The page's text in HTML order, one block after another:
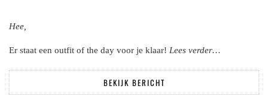
Hee,
Er staat een outfit of the day voor je klaar! Lees verder…
BEKIJK BERICHT